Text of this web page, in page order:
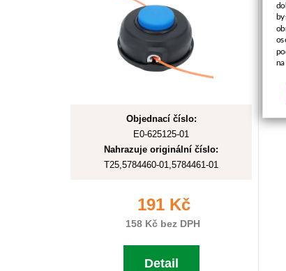
Objednací číslo:
E0-625125-01
Nahrazuje originální číslo:
T25,5784460-01,5784461-01
191 Kč
158 Kč bez DPH
Detail